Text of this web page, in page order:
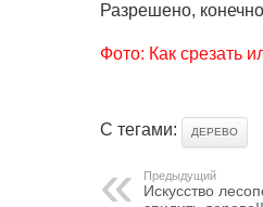
Разрешено,
Фото: Как срезать
С тегами: ДЕРЕВО
Предыдущий
Искусство